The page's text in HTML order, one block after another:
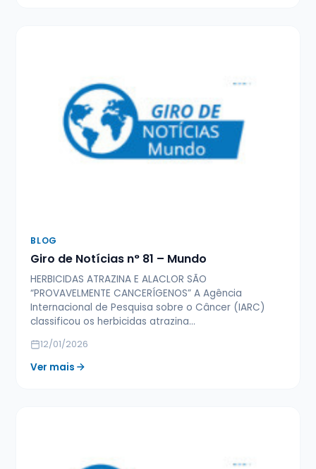
BLOG
Giro de Notícias n° 81 – Mundo
HERBICIDAS ATRAZINA E ALACLOR SÃO
“PROVAVELMENTE CANCERÍGENOS” A Agência
Internacional de Pesquisa sobre o Câncer (IARC)
classificou os herbicidas atrazina…
12/01/2026
Ver mais